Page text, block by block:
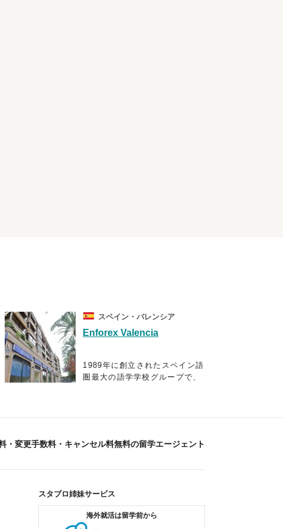
スペイン・バレンシア
Enforex Valencia
1989年に創立されたスペイン語
圏最大の語学学校グループで、
ーションを図り、スペイン語で
らえることをゴールとしている
エンフォレックスの教育プログ
ラムでは、スパ隠語習得に不可
・変更手数料・キャンセル料無料の留学エージェント
スタブロ姉妹サービス
海外就活は留学前から